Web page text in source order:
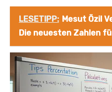
LESETIPP: Mesut Özil
Die neuesten Zahlen